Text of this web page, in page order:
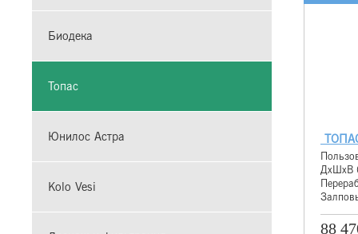
Биодека
Топас
Юнилос Астра
Kolo Vesi
ДхШхВ
88